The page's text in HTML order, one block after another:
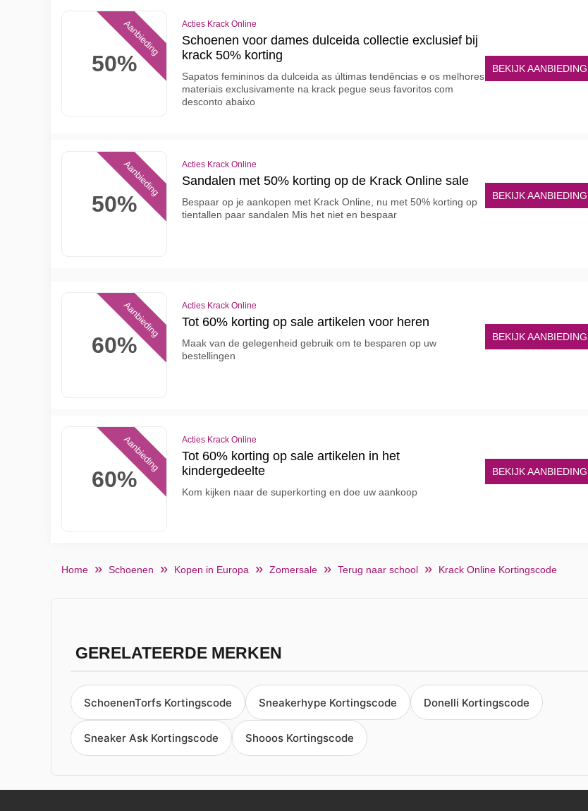
50%
Aanbieding Acties Krack Online
Schoenen voor dames dulceida collectie exclusief bij
krack 50% korting
Sapatos femininos da dulceida as últimas tendências e os melhores
materiais exclusivamente na krack pegue seus favoritos com
desconto abaixo
BEKIJK AANBIEDING
50%
Aanbieding Acties Krack Online
Sandalen met 50% korting op de Krack Online sale
Bespaar op je aankopen met Krack Online, nu met 50% korting op
tientallen paar sandalen Mis het niet en bespaar
BEKIJK AANBIEDING
60%
Aanbieding Acties Krack Online
Tot 60% korting op sale artikelen voor heren
Maak van de gelegenheid gebruik om te besparen op uw
bestellingen
BEKIJK AANBIEDING
60%
Aanbieding Acties Krack Online
Tot 60% korting op sale artikelen in het
kindergedeelte
Kom kijken naar de superkorting en doe uw aankoop
BEKIJK AANBIEDING
Home Schoenen Kopen in Europa Zomersale Terug naar school Krack Online Kortingscode
GERELATEERDE MERKEN
SchoenenTorfs Kortingscode Sneakerhype Kortingscode Donelli Kortingscode
Sneaker Ask Kortingscode Shooos Kortingscode